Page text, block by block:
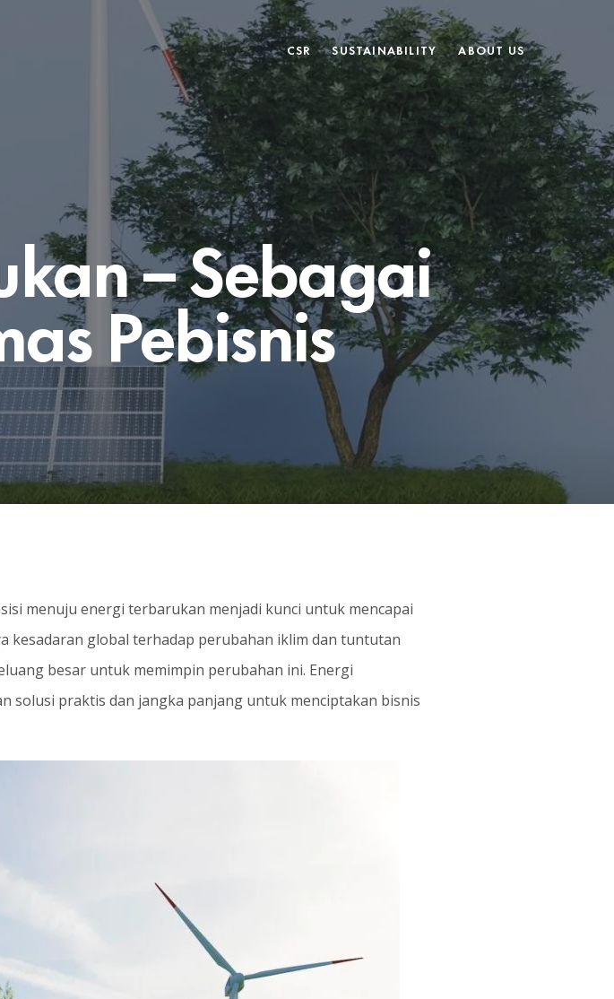
CSR SUSTAINABILITY ABOUT US
– Sebagai
Pebisnis
menuju energi terbarukan menjadi kunci untuk mencapai
kesadaran global terhadap perubahan iklim dan tuntutan
besar untuk memimpin perubahan ini. Energi
solusi praktis dan jangka panjang untuk menciptakan bisnis